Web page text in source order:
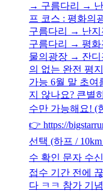
→ 구름다리 →
프 코스 : 평화
구름다리 → 난
구름다리 → 평
물의광장 → 잔
의 없는 완전 평
가능 6월 말 초여
지 않나요? 큰별
수만 가능해요! (
👉 https://
선택 (하프 /
수 확인 문자 수
접수 기간 전에
다 ㅋㅋ 참가 기